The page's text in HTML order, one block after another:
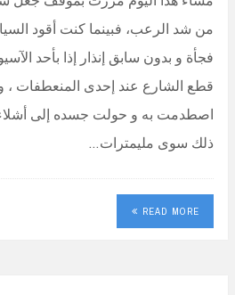
من شد الرعب، فبينما كنت أقود
فجأة و بدون سابق إنذار إذا بأحد
قطع الشارع عند إحدى المنعطفات ،
اصطدمت به و حولت جسده إلى
ذلك سوى مليمترات…
READ MORE